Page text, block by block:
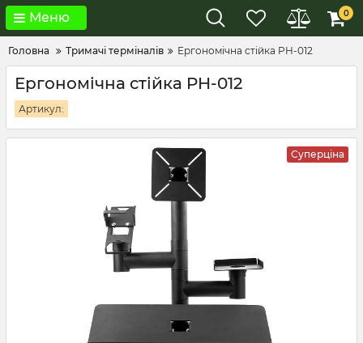
Меню 0
Головна Тримачі терміналів Ергономічна стійка PH-012
Ергономічна стійка PH-012
Артикул:
Суперціна